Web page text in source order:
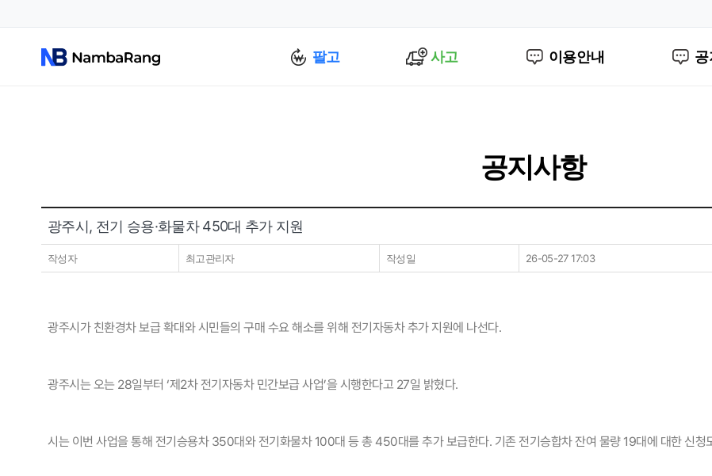
팔고 사고 이용안내
공지사항
광주시, 전기 승용·화물차 450대 추가 지원
작성자 최고관리자 작성일 26-05-27 17:03
광주시가 친환경차 보급 확대와 시민들의 구매 수요 해소를 위해 전기자동차 추가 지원에 나선다.
광주시는 오는 28일부터 ‘제2차 전기자동차 민간보급 사업’을 시행한다고 27일 밝혔다.
시는 이번 사업을 통해 전기승용차 350대와 전기화물차 100대 등 총 450대를 추가 보급한다. 기존 전기승합차 잔여 물량 19대에 대한 신청